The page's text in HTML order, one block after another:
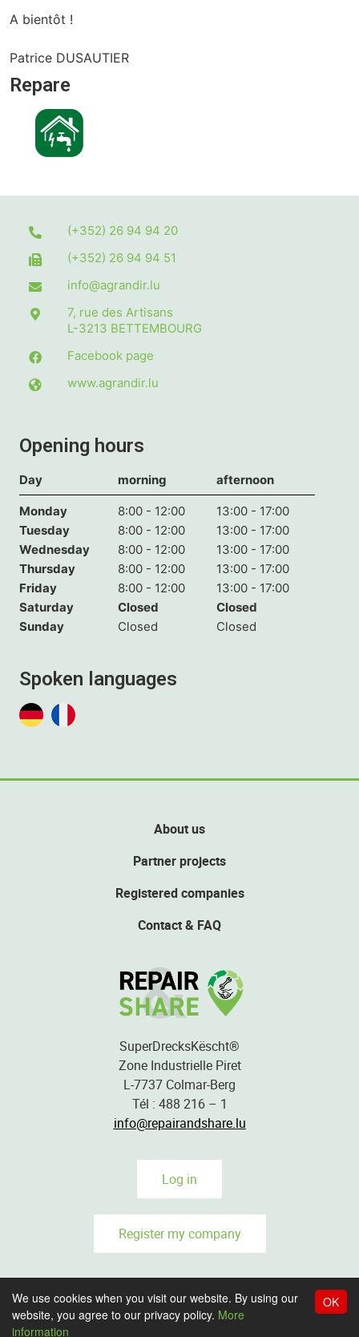
OK
We use cookies when you visit our website. By using our
website, you agree to our privacy policy. More
information
A bientôt !
Patrice DUSAUTIER
Repare
(+352) 26 94 94 20
(+352) 26 94 94 51
info@agrandir.lu
7, rue des Artisans
L-3213 BETTEMBOURG
Facebook page
www.agrandir.lu
Opening hours
Day morning afternoon
Monday 8:00 - 12:00
13:00 - 17:00
Tuesday
8:00 - 12:00
13:00 - 17:00
Wednesday
8:00 - 12:00
13:00 - 17:00
Thursday
8:00 - 12:00
13:00 - 17:00
Friday
8:00 - 12:00
13:00 - 17:00
Saturday
Closed
Closed
Sunday
Closed Closed
Spoken languages
About us
Partner projects
Registered companies
Contact & FAQ
SuperDrecksKëscht®
Zone Industrielle Piret
L-7737 Colmar-Berg
Tél : 488 216 – 1
info@repairandshare.lu
Log in
Register my company
CONDITION OF USE
PRIVACY POLICY